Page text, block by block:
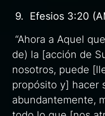
9. Efesios 3:20
“Ahora a Aquel
de) la [acción de
nosotros, puede
propósito y] hacer
abundantemente,